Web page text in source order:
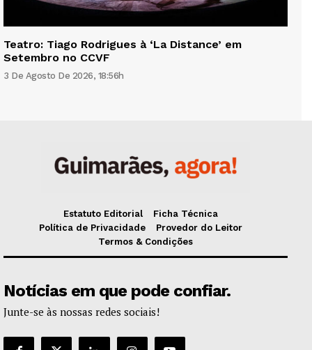
Teatro: Tiago Rodrigues à ‘La Distance’ em
Setembro no CCVF
3 De Agosto De 2026, 18:56h
Estatuto Editorial
Ficha Técnica
Política de Privacidade
Provedor do Leitor
Termos & Condições
Notícias em que pode confiar.
Junte-se às nossas redes sociais!